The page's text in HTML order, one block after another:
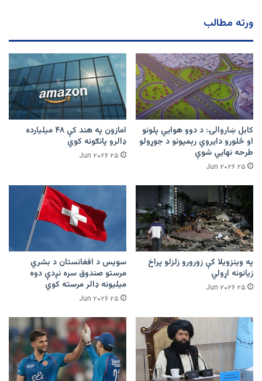
ورته مطالب
کابل ښاروالۍ: د دوو هوايي پلونو
او څلورو دایروي رېمپونو د جوړولو
طرحه نهایي شوې
۲۵ Jun ۲۰۲۶
امازون په هند کې ۴۸ میلیارده
ډالرو پانګونه کوي
۲۵ Jun ۲۰۲۶
په وینزویلا کې زورورو زلزلو پراخ
زیانونه اړولي
۲۵ Jun ۲۰۲۶
سویس د افغانستان د بشري
مرستو صندوق سره نږدې دوه
میلیونه ډالر مرسته کوي
۲۵ Jun ۲۰۲۶